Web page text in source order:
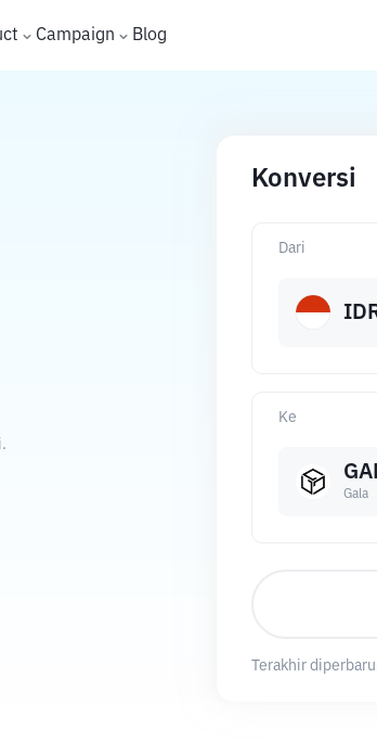
Campaign Blog
Konversi
Ke
Gala
Dari
Terakhir